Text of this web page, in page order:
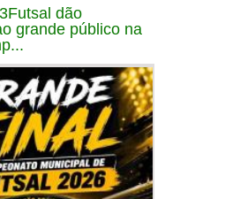
dão
grande público na